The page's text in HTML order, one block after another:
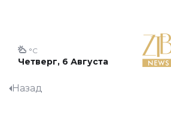
Четверг, 6 Августа
°C
Назад